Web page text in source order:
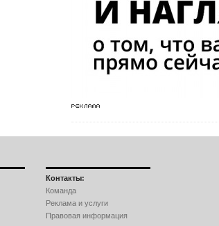
Контакты:
Команда
Реклама и услуги
Правовая информация